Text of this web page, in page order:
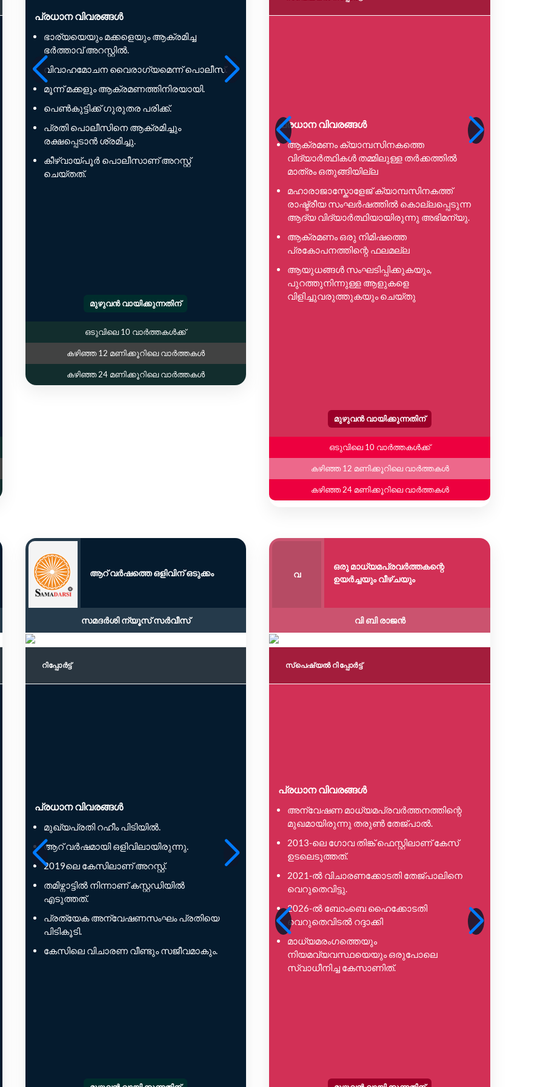
പ്രധാന വിവരങ്ങൾ
ഭാര്യയെയും മക്കളെയും ആക്രമിച്ച
ഭർത്താവ് അറസ്റ്റിൽ.
വിവാഹമോചന വൈരാഗ്യമെന്ന് പൊലീസ്.
മൂന്ന് മക്കളും ആക്രമണത്തിനിരയായി.
പെൺകുട്ടിക്ക് ഗുരുതര പരിക്ക്.
പ്രതി പൊലീസിനെ ആക്രമിച്ചും
രക്ഷപ്പെടാൻ ശ്രമിച്ചു.
കീഴ്വായ്പൂർ പൊലീസാണ് അറസ്റ്റ്
ചെയ്തത്.
മുഴുവൻ വായിക്കുന്നതിന്
ഒടുവിലെ 10 വാർത്തകൾക്ക്
കഴിഞ്ഞ 12 മണിക്കൂറിലെ വാർത്തകൾ
കഴിഞ്ഞ 24 മണിക്കൂറിലെ വാർത്തകൾ
പ്രധാന വിവരങ്ങൾ
ആക്രമണം ക്യാമ്പസിനകത്തെ
വിദ്യാർത്ഥികൾ തമ്മിലുള്ള തർക്കത്തിൽ
മാത്രം ഒതുങ്ങിയില്ല
മഹാരാജാസ്കോളേജ് ക്യാമ്പസിനകത്ത്
രാഷ്ട്രീയ സംഘർഷത്തിൽ കൊല്ലപ്പെടുന്ന
ആദ്യ വിദ്യാർത്ഥിയായിരുന്നു അഭിമന്യു.
ആക്രമണം ഒരു നിമിഷത്തെ
പ്രകോപനത്തിന്റെ ഫലമല്ല
ആയുധങ്ങൾ സംഘടിപ്പിക്കുകയും,
പുറത്തുനിന്നുള്ള ആളുകളെ
വിളിച്ചുവരുത്തുകയും ചെയ്തു
മുഴുവൻ വായിക്കുന്നതിന്
ഒടുവിലെ 10 വാർത്തകൾക്ക്
കഴിഞ്ഞ 12 മണിക്കൂറിലെ വാർത്തകൾ
കഴിഞ്ഞ 24 മണിക്കൂറിലെ വാർത്തകൾ
ആറ് വർഷത്തെ ഒളിവിന് ഒടുക്കം
സമദർശി ന്യൂസ് സർവീസ്
റിപ്പോര്‍ട്ട്
പ്രധാന വിവരങ്ങൾ
മുഖ്യപ്രതി റഹീം പിടിയിൽ.
ആറ് വർഷമായി ഒളിവിലായിരുന്നു.
2019ലെ കേസിലാണ് അറസ്റ്റ്.
തമിഴ്നാട്ടിൽ നിന്നാണ് കസ്റ്റഡിയിൽ
എടുത്തത്.
പ്രത്യേക അന്വേഷണസംഘം പ്രതിയെ
പിടികൂടി.
കേസിലെ വിചാരണ വീണ്ടും സജീവമാകും.
വ
ഒരു മാധ്യമപ്രവർത്തകന്റെ
ഉയർച്ചയും വീഴ്ചയും
വി ബി രാജൻ
സ്പെഷ്യൽ റിപ്പോര്‍ട്ട്
പ്രധാന വിവരങ്ങൾ
അന്വേഷണ മാധ്യമപ്രവർത്തനത്തിന്റെ
മുഖമായിരുന്നു തരുൺ തേജ്പാൽ.
2013-ലെ ഗോവ തിങ്ക് ഫെസ്റ്റിലാണ് കേസ്
ഉടലെടുത്തത്.
2021-ൽ വിചാരണക്കോടതി തേജ്പാലിനെ
വെറുതെവിട്ടു.
2026-ൽ ബോംബെ ഹൈക്കോടതി
വെറുതെവിടൽ റദ്ദാക്കി
മാധ്യമരംഗത്തെയും
നിയമവ്യവസ്ഥയെയും ഒരുപോലെ
സ്വാധീനിച്ച കേസാണിത്.